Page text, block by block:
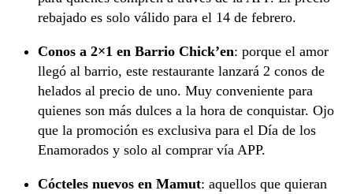
rebajado es solo válido para el 14 de febrero.
Conos a 2×1 en Barrio Chick’en: porque el amor
llegó al barrio, este restaurante lanzará 2 conos de
helados al precio de uno. Muy conveniente para
quienes son más dulces a la hora de conquistar. Ojo
que la promoción es exclusiva para el Día de los
Enamorados y solo al comprar vía APP.
Cócteles nuevos en Mamut: aquellos que quieran